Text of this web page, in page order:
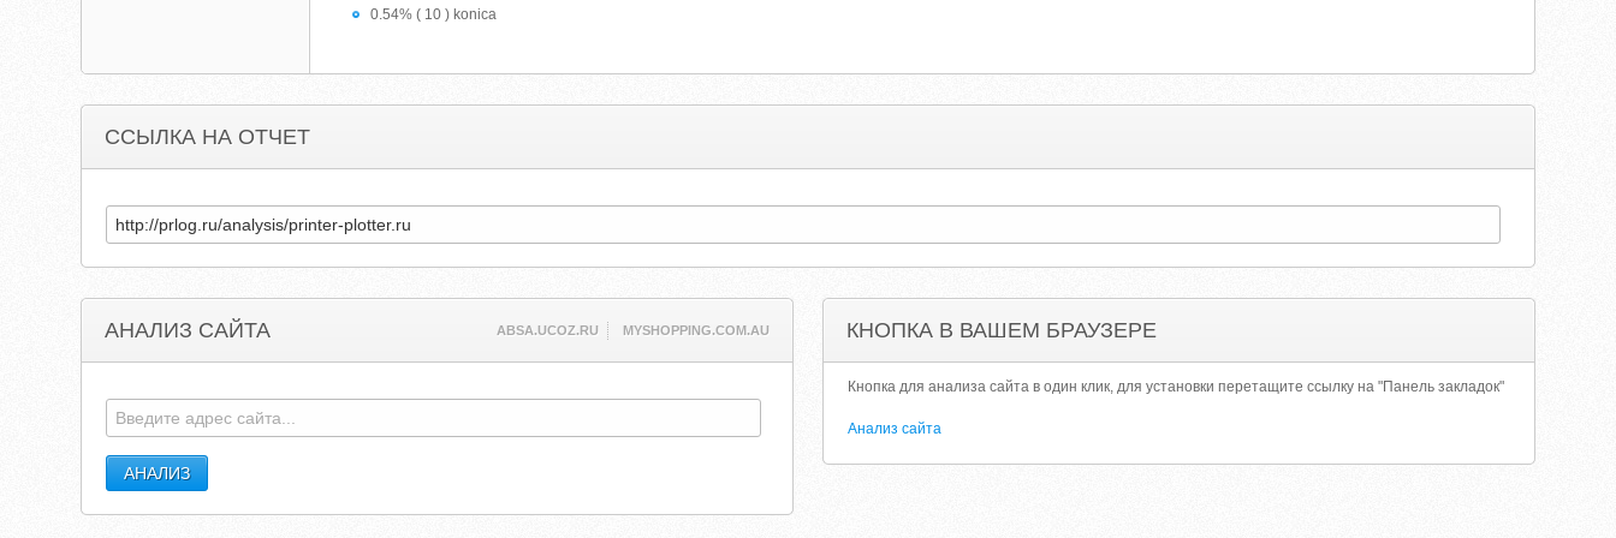
0.54% ( 10 ) konica
ССЫЛКА НА ОТЧЕТ
АНАЛИЗ САЙТА ABSA.UCOZ.RU MYSHOPPING.COM.AU КНОПКА В ВАШЕМ БРАУЗЕРЕ
Кнопка для анализа сайта в один клик, для установки перетащите ссылку на "Панель закладок"
Анализ сайта